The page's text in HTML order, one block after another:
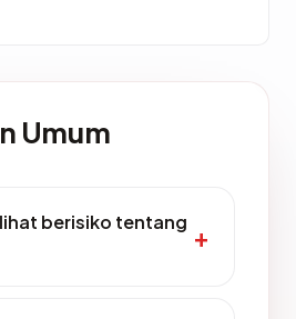
Umum
berisiko tentang